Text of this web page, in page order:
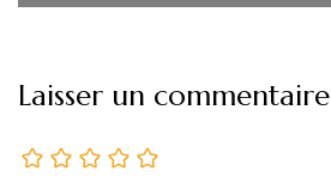
Laisser un commentaire